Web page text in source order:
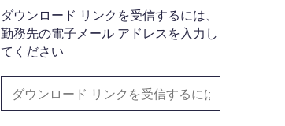
ダウンロード リンクを受信するには、
勤務先の電子メール アドレスを入力し
てください